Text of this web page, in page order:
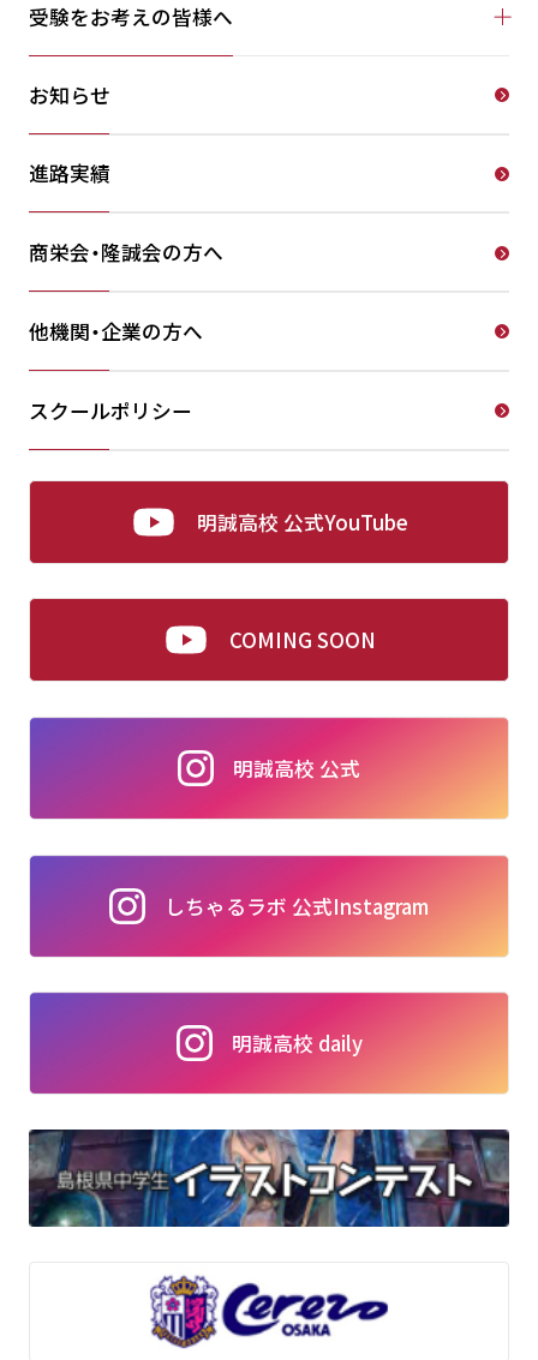
受験をお考えの皆様へ
お知らせ
進路実績
商栄会・隆誠会の方へ
他機関・企業の方へ
スクールポリシー
明誠高校 公式YouTube
COMING SOON
明誠高校 公式
しちゃるラボ 公式Instagram
明誠高校 daily